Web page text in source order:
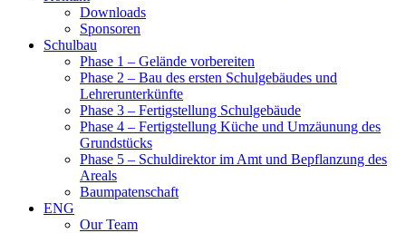
Downloads
Sponsoren
Schulbau
Phase 1 – Gelände vorbereiten
Phase 2 – Bau des ersten Schulgebäudes und
Lehrerunterkünfte
Phase 3 – Fertigstellung Schulgebäude
Phase 4 – Fertigstellung Küche und Umzäunung des
Grundstücks
Phase 5 – Schuldirektor im Amt und Bepflanzung des
Areals
Baumpatenschaft
ENG
Our Team